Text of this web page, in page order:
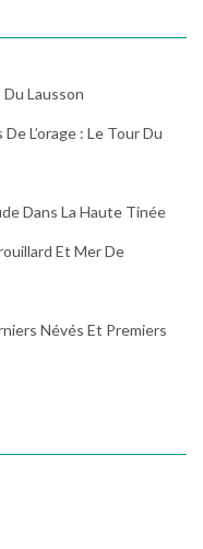
Lausson
L’orage : Le Tour Du
Dans La Haute Tinée
Et Mer De
Névés Et Premiers